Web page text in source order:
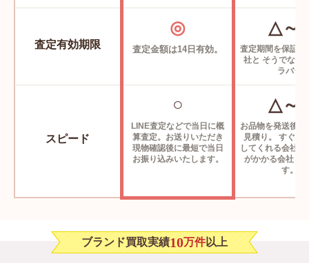
2ADCA462YKS H05E
〜29,000円
1ADPO276CDP H42E
クリスチャン ディオール サドル 3-in-1 バッグ
査定有効期限
◎
査定金額は14日有効。
△～
査定期間を保証し
社と そうでない
ラバラ
スピード
○
LINE査定などで当日に概
算査定。お送りいただき
現物確認後に最短で当日
お振り込みいたします。
△～
お品物を発送後に
見積り。 すぐに
してくれる会社
がかかる会社ま
す。
ブランド買取実績10万件以上